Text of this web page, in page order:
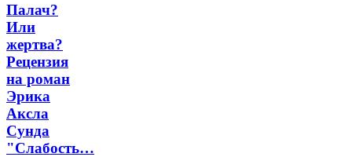
Палач?
Или
жертва?
Рецензия
на роман
Эрика
Аксла
Сунда
"Слабость…